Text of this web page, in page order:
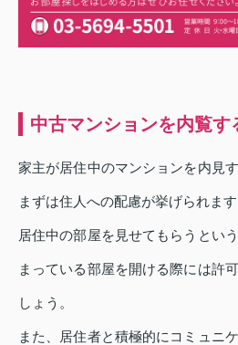
中古マンションを内覧す
家主が居住中のマンションを内見
まずは住人への配慮が挙げられます
居住中の部屋を見せてもらうとい
まっている部屋を開ける際には許
しょう。
また、居住者と積極的にコミュニ